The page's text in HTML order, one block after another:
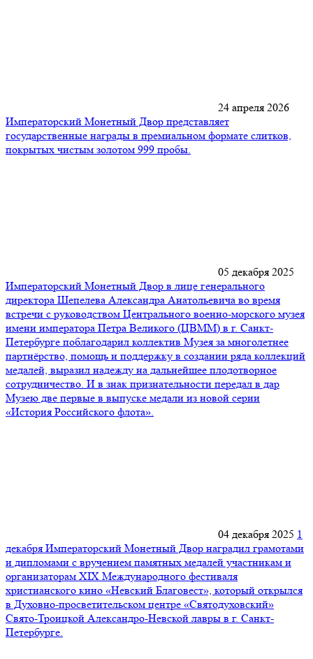
24 апреля 2026
Императорский Монетный Двор представляет
государственные награды в премиальном формате слитков,
покрытых чистым золотом 999 пробы.
05 декабря 2025
Императорский Монетный Двор в лице генерального
директора Шепелева Александра Анатольевича во время
встречи с руководством Центрального военно-морского музея
имени императора Петра Великого (ЦВММ) в г. Санкт-
Петербурге поблагодарил коллектив Музея за многолетнее
партнёрство, помощь и поддержку в создании ряда коллекций
медалей, выразил надежду на дальнейшее плодотворное
сотрудничество. И в знак признательности передал в дар
Музею две первые в выпуске медали из новой серии
«История Российского флота».
04 декабря 2025 1
декабря Императорский Монетный Двор наградил грамотами
и дипломами с вручением памятных медалей участникам и
организаторам XIX Международного фестиваля
христианского кино «Невский Благовест», который открылся
в Духовно-просветительском центре «Святодуховский»
Свято-Троицкой Александро-Невской лавры в г. Санкт-
Петербурге.